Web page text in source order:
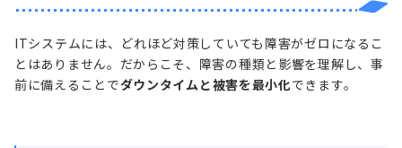
ITシステムには、どれほど対策していても障害がゼロになるこ
とはありません。だからこそ、障害の種類と影響を理解し、事
前に備えることでダウンタイムと被害を最小化できます。